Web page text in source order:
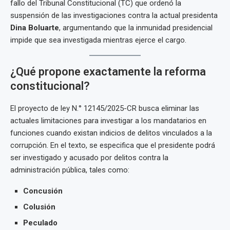
fallo del Tribunal Constitucional (TC) que ordenó la
suspensión de las investigaciones contra la actual presidenta
Dina Boluarte, argumentando que la inmunidad presidencial
impide que sea investigada mientras ejerce el cargo.
¿Qué propone exactamente la reforma
constitucional?
El proyecto de ley N.° 12145/2025-CR busca eliminar las
actuales limitaciones para investigar a los mandatarios en
funciones cuando existan indicios de delitos vinculados a la
corrupción. En el texto, se especifica que el presidente podrá
ser investigado y acusado por delitos contra la
administración pública, tales como:
Concusión
Colusión
Peculado